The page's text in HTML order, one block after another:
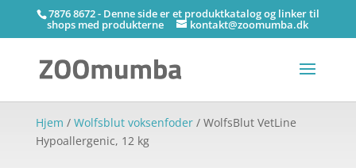
7876 8672 - Denne side er et produktkatalog og linker til
shops med produkterne kontakt@zoomumba.dk
Hjem / Wolfsblut voksenfoder/ WolfsBlut VetLine
Hypoallergenic, 12 kg